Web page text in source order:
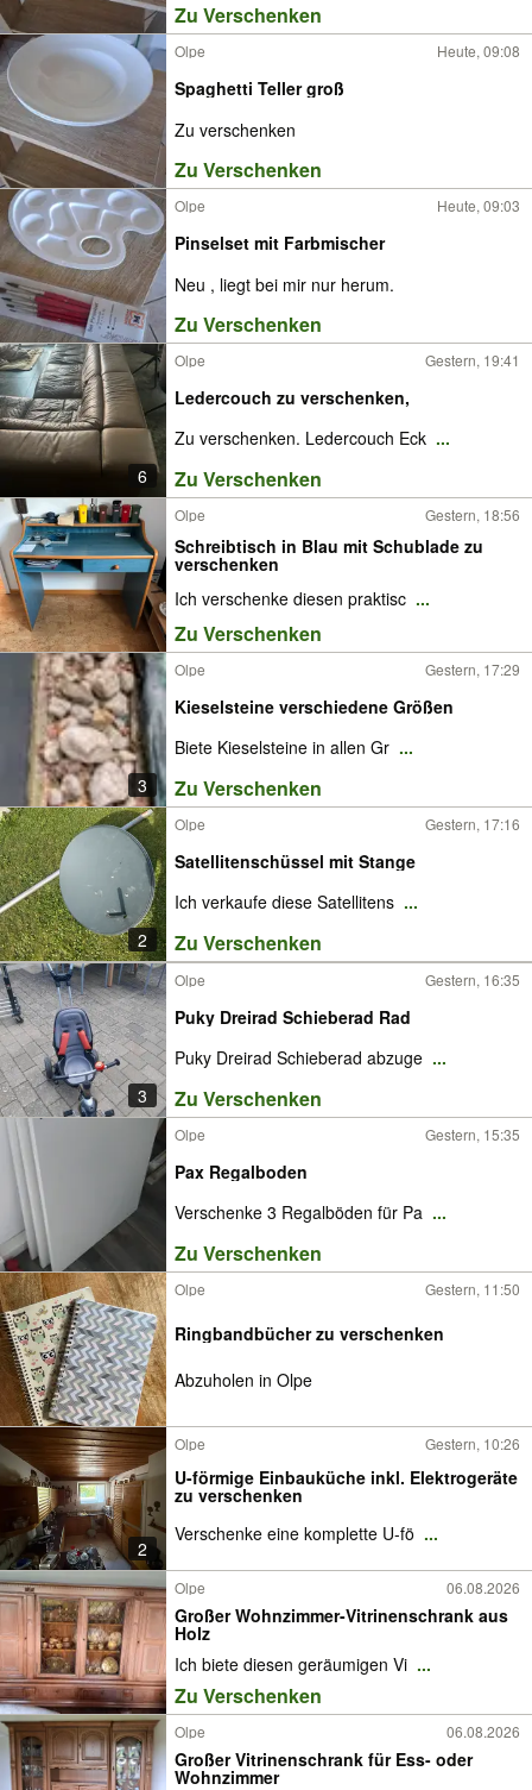
Zu Verschenken
Olpe Heute, 09:08
Spaghetti Teller groß
Zu verschenken
Zu Verschenken
Olpe Heute, 09:03
Pinselset mit Farbmischer
Neu , liegt bei mir nur herum.
Zu Verschenken
6
Olpe Gestern, 19:41
Ledercouch zu verschenken,
Zu verschenken. Ledercouch Eck ...
Zu Verschenken
Olpe Gestern, 18:56
Schreibtisch in Blau mit Schublade zu
verschenken
Ich verschenke diesen praktisc ...
Zu Verschenken
3
Olpe Gestern, 17:29
Kieselsteine verschiedene Größen
Biete Kieselsteine in allen Gr ...
Zu Verschenken
2
Olpe Gestern, 17:16
Satellitenschüssel mit Stange
Ich verkaufe diese Satellitens ...
Zu Verschenken
3
Olpe Gestern, 16:35
Puky Dreirad Schieberad Rad
Puky Dreirad Schieberad abzuge ...
Zu Verschenken
Olpe Gestern, 15:35
Pax Regalboden
Verschenke 3 Regalböden für Pa ...
Zu Verschenken
Olpe Gestern, 11:50
Ringbandbücher zu verschenken
Abzuholen in Olpe
2
Olpe Gestern, 10:26
U-förmige Einbauküche inkl. Elektrogeräte
zu verschenken
Verschenke eine komplette U-fö ...
Olpe 06.08.2026
Großer Wohnzimmer-Vitrinenschrank aus
Holz
Ich biete diesen geräumigen Vi ...
Zu Verschenken
Olpe 06.08.2026
Großer Vitrinenschrank für Ess- oder
Wohnzimmer